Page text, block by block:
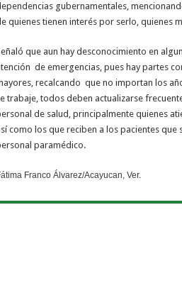
gubernamentales,
quienes tienen interés por serlo, quienes
que aun hay desconocimiento en
de emergencias, pues hay partes
recalcando que no importan los
trabaje, todos deben actualizarse
de salud, principalmente quienes
como los que reciben a los pacientes
paramédico.
Franco Álvarez/Acayucan, Ver.